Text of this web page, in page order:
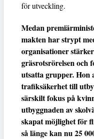
för utveckling.
Medan
makten har strypt
organisationer
gräsrotsrörelsen och
utsatta grupper.
trafiksäkerhet till
särskilt fokus på
utbyggnaden av
skapat möjlighet för
så länge kan nu 25